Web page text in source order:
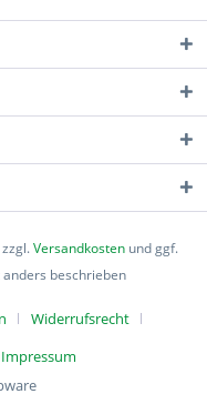
Versandkosten und ggf.
beschrieben
Widerrufsrecht
Impressum